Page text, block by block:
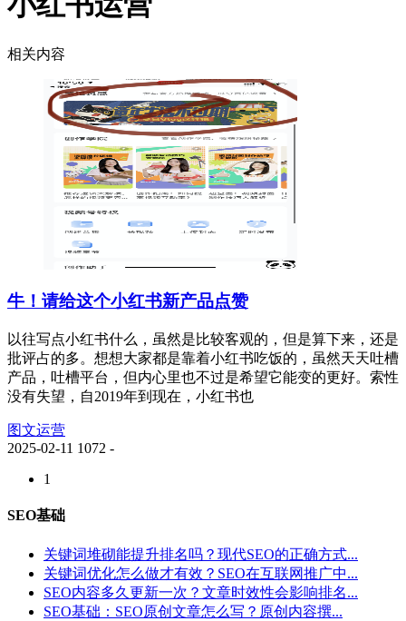
相关内容
牛！请给这个小红书新产品点赞
以往写点小红书什么，虽然是比较客观的，但是算下来，还是
批评占的多。想想大家都是靠着小红书吃饭的，虽然天天吐槽
产品，吐槽平台，但内心里也不过是希望它能变的更好。索性
没有失望，自2019年到现在，小红书也
图文运营
2025-02-11 1072 -
1
SEO基础
关键词堆砌能提升排名吗？现代SEO的正确方式...
关键词优化怎么做才有效？SEO在互联网推广中...
SEO内容多久更新一次？文章时效性会影响排名...
SEO基础：SEO原创文章怎么写？原创内容撰...